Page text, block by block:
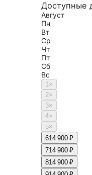
Доступные
Август
Пн
Вт
Ср
Чт
Пт
Сб
Вс
1×
2×
3×
4×
5×
614 900 ₽
714 900 ₽
814 900 ₽